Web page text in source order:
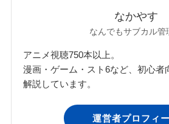
なかやす
なんでもサブカル管
アニメ視聴750本以上。
漫画・ゲーム・スト6など、初心者
解説しています。
運営者プロフィ